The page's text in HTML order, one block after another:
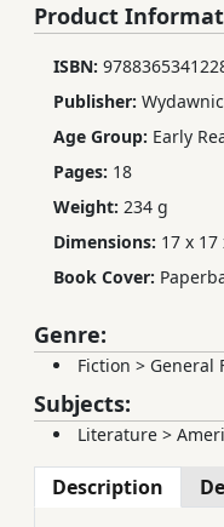
Product
ISBN:
Publisher:
Age Group: Early
Pages: 18
Weight: 234 g
Dimensions: 17 x 17
Book Cover:
Genre:
Fiction > General
Subjects:
Literature >
Description